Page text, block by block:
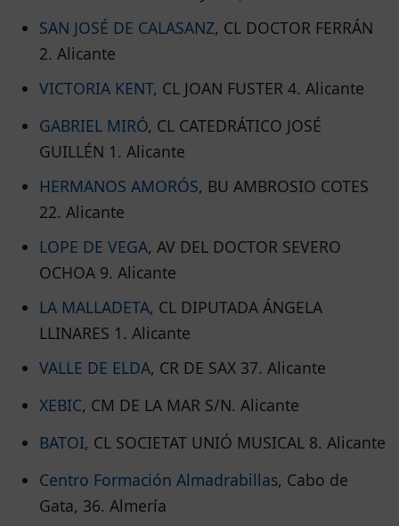
SAN JOSÉ DE CALASANZ, CL DOCTOR FERRÁN
2. Alicante
VICTORIA KENT, CL JOAN FUSTER 4. Alicante
GABRIEL MIRÓ, CL CATEDRÁTICO JOSÉ
GUILLÉN 1. Alicante
HERMANOS AMORÓS, BU AMBROSIO COTES
22. Alicante
LOPE DE VEGA, AV DEL DOCTOR SEVERO
OCHOA 9. Alicante
LA MALLADETA, CL DIPUTADA ÁNGELA
LLINARES 1. Alicante
VALLE DE ELDA, CR DE SAX 37. Alicante
XEBIC, CM DE LA MAR S/N. Alicante
BATOI, CL SOCIETAT UNIÓ MUSICAL 8. Alicante
Centro Formación Almadrabillas, Cabo de
Gata, 36. Almería